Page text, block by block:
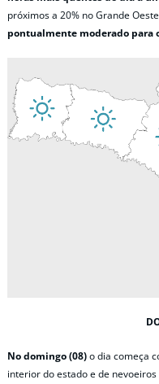
próximos a 20% no Grande
pontualmente moderado para
No domingo (08)o dia começa
interior do estado e de